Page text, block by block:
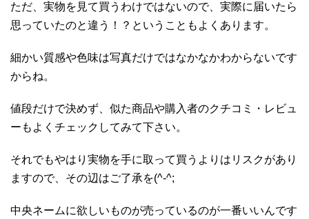
ただ、実物を見て買うわけではないので、実際に届いたら
思っていたのと違う！？ということもよくあります。
細かい質感や色味は写真だけではなかなかわからないです
からね。
値段だけで決めず、似た商品や購入者のクチコミ・レビュ
ーもよくチェックしてみて下さい。
それでもやはり実物を手に取って買うよりはリスクがあり
ますので、その辺はご了承を(^-^;
中央ネームに欲しいものが売っているのが一番いいんです